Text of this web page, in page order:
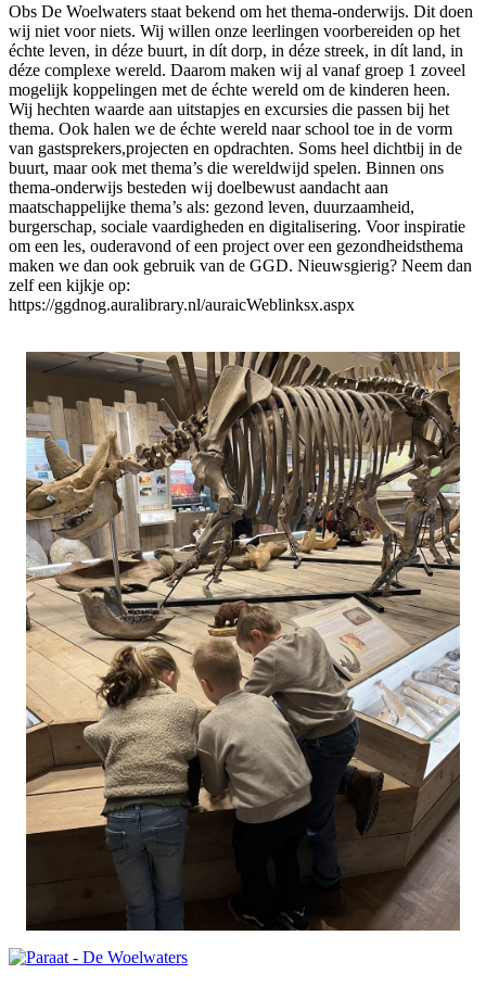
Obs De Woelwaters staat bekend om het thema-onderwijs. Dit doen
wij niet voor niets. Wij willen onze leerlingen voorbereiden op het
échte leven, in déze buurt, in dít dorp, in déze streek, in dít land, in
déze complexe wereld. Daarom maken wij al vanaf groep 1 zoveel
mogelijk koppelingen met de échte wereld om de kinderen heen.
Wij hechten waarde aan uitstapjes en excursies die passen bij het
thema. Ook halen we de échte wereld naar school toe in de vorm
van gastsprekers,projecten en opdrachten. Soms heel dichtbij in de
buurt, maar ook met thema’s die wereldwijd spelen. Binnen ons
thema-onderwijs besteden wij doelbewust aandacht aan
maatschappelijke thema’s als: gezond leven, duurzaamheid,
burgerschap, sociale vaardigheden en digitalisering. Voor inspiratie
om een les, ouderavond of een project over een gezondheidsthema
maken we dan ook gebruik van de GGD. Nieuwsgierig? Neem dan
zelf een kijkje op:
https://ggdnog.auralibrary.nl/auraicWeblinksx.aspx